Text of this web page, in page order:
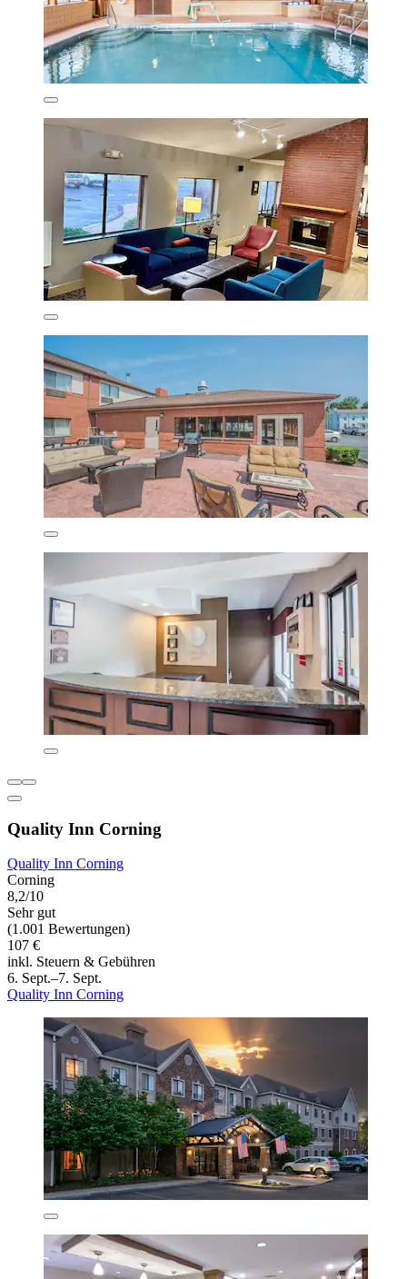
Quality Inn Corning
Quality Inn Corning
Corning
8,2/10
Sehr gut
(1.001 Bewertungen)
107 €
inkl. Steuern & Gebühren
6. Sept.–7. Sept.
Quality Inn Corning